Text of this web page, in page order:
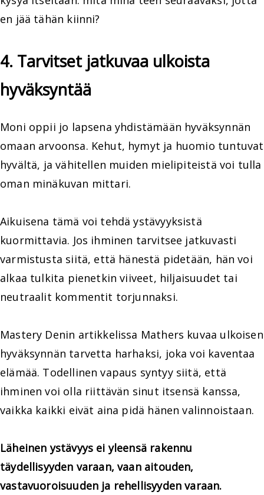
en jää tähän kiinni?
4. Tarvitset jatkuvaa ulkoista
hyväksyntää
Moni oppii jo lapsena yhdistämään hyväksynnän
omaan arvoonsa. Kehut, hymyt ja huomio tuntuvat
hyvältä, ja vähitellen muiden mielipiteistä voi tulla
oman minäkuvan mittari.
Aikuisena tämä voi tehdä ystävyyksistä
kuormittavia. Jos ihminen tarvitsee jatkuvasti
varmistusta siitä, että hänestä pidetään, hän voi
alkaa tulkita pienetkin viiveet, hiljaisuudet tai
neutraalit kommentit torjunnaksi.
Mastery Denin artikkelissa Mathers kuvaa ulkoisen
hyväksynnän tarvetta harhaksi, joka voi kaventaa
elämää. Todellinen vapaus syntyy siitä, että
ihminen voi olla riittävän sinut itsensä kanssa,
vaikka kaikki eivät aina pidä hänen valinnoistaan.
Läheinen ystävyys ei yleensä rakennu
täydellisyyden varaan, vaan aitouden,
vastavuoroisuuden ja rehellisyyden varaan.